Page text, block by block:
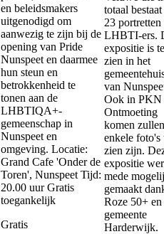
en beleidsmakers
uitgenodigd om
aanwezig te zijn bij de
opening van Pride
Nunspeet en daarmee
hun steun en
betrokkenheid te
tonen aan de
LHBTIQA+-
gemeenschap in
Nunspeet en
omgeving. Locatie:
Grand Cafe 'Onder de
Toren', Nunspeet Tijd:
20.00 uur Gratis
toegankelijk
Gratis
totaal
23 portretten
LHBTI-ers.
expositie is te
zien in het
van
Ook in PKN
Ontmoeting
komen zullen
enkele foto's
zien zijn.
expositie
mede
gemaakt
Roze 50+ en
gemeente
Harderwijk.